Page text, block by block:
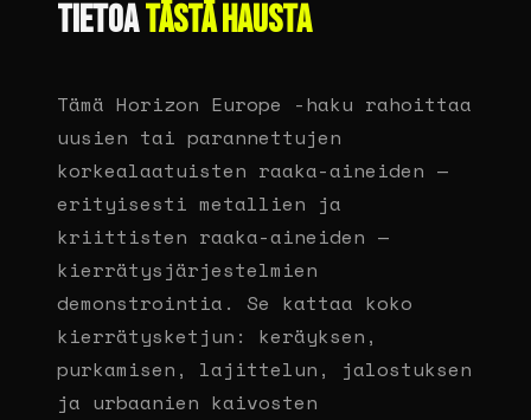
TIETOATÄSTÄ HAUSTA
Tämä Horizon Europe -haku rahoittaa
uusien tai parannettujen
korkealaatuisten raaka-aineiden —
erityisesti metallien ja
kriittisten raaka-aineiden —
kierrätysjärjestelmien
demonstrointia. Se kattaa koko
kierrätysketjun: keräyksen,
purkamisen, lajittelun, jalostuksen
ja urbaanien kaivosten